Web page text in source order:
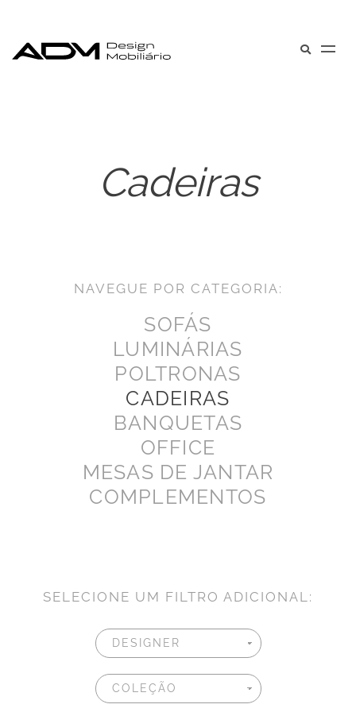
Cadeiras
NAVEGUE POR CATEGORIA:
SOFÁS
LUMINÁRIAS
POLTRONAS
CADEIRAS
BANQUETAS
OFFICE
MESAS DE JANTAR
COMPLEMENTOS
SELECIONE UM FILTRO ADICIONAL: